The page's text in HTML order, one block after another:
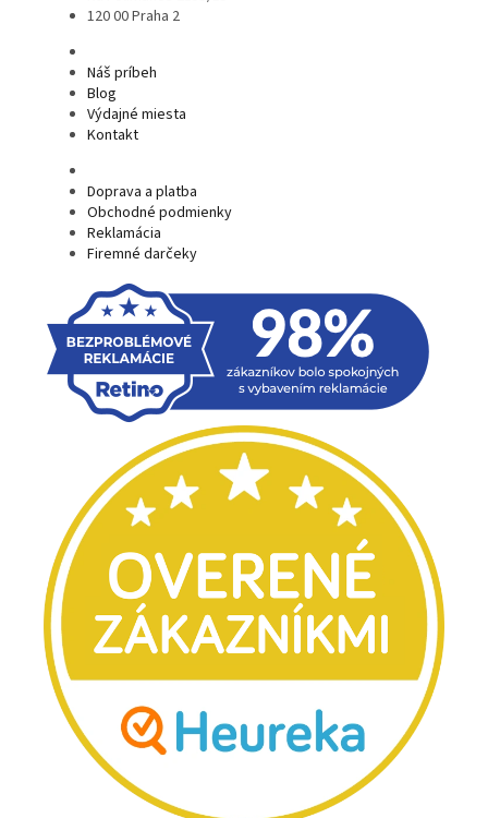
120 00 Praha 2
Náš príbeh
Blog
Výdajné miesta
Kontakt
Doprava a platba
Obchodné podmienky
Reklamácia
Firemné darčeky